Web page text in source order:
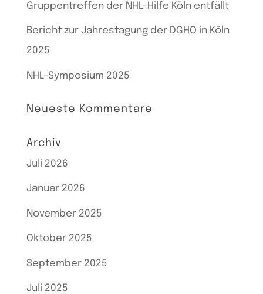
Gruppentreffen der NHL-Hilfe Köln entfällt
Bericht zur Jahrestagung der DGHO in Köln
2025
NHL-Symposium 2025
Neueste Kommentare
Archiv
Juli 2026
Januar 2026
November 2025
Oktober 2025
September 2025
Juli 2025